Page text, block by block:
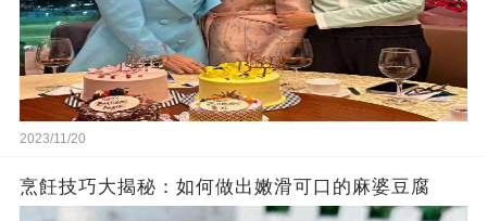
2023/11/20
烹飪技巧大揭秘：如何做出嫩滑可口的麻婆豆腐